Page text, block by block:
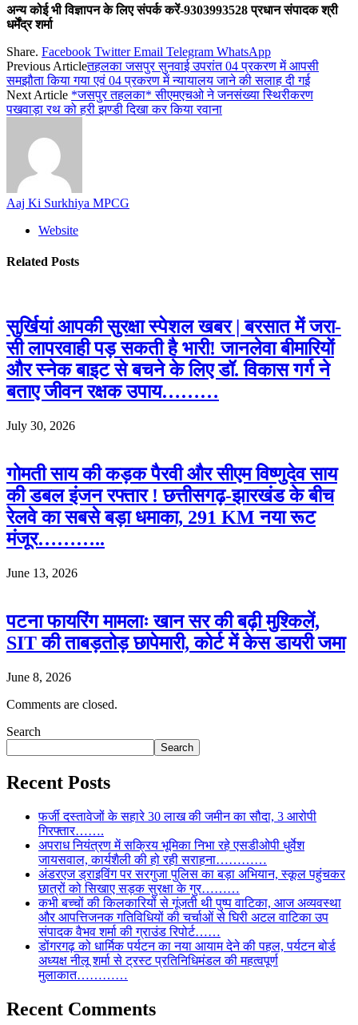
अन्य कोई भी विज्ञापन के लिए संपर्क करें-9303993528 प्रधान संपादक श्री
धर्मेंद्र शर्मा
Share. Facebook Twitter Email Telegram WhatsApp
Previous Articleतहलका जसपुर सुनवाई उपरांत 04 प्रकरण में आपसी
समझौता किया गया एवं 04 प्रकरण में न्यायालय जाने की सलाह दी गई
Next Article *जसपुर तहलका* सीएमएचओ ने जनसंख्या स्थिरीकरण
पखवाड़ा रथ को हरी झण्डी दिखा कर किया रवाना
Aaj Ki Surkhiya MPCG
Website
Related Posts
सुर्खियां आपकी सुरक्षा स्पेशल खबर | बरसात में जरा-
सी लापरवाही पड़ सकती है भारी! जानलेवा बीमारियों
और स्नेक बाइट से बचने के लिए डॉ. विकास गर्ग ने
बताए जीवन रक्षक उपाय………
July 30, 2026
गोमती साय की कड़क पैरवी और सीएम विष्णुदेव साय
की डबल इंजन रफ्तार ! छत्तीसगढ़-झारखंड के बीच
रेलवे का सबसे बड़ा धमाका, 291 KM नया रूट
मंजूर………..
June 13, 2026
पटना फायरिंग मामलाः खान सर की बढ़ी मुश्किलें,
SIT की ताबड़तोड़ छापेमारी, कोर्ट में केस डायरी जमा
June 8, 2026
Comments are closed.
Search
Search
Recent Posts
फर्जी दस्तावेजों के सहारे 30 लाख की जमीन का सौदा, 3 आरोपी
गिरफ्तार…….
अपराध नियंत्रण में सक्रिय भूमिका निभा रहे एसडीओपी धुर्वेश
जायसवाल, कार्यशैली की हो रही सराहना…………
अंडरएज ड्राइविंग पर सरगुजा पुलिस का बड़ा अभियान, स्कूल पहुंचकर
छात्रों को सिखाए सड़क सुरक्षा के गुर………
कभी बच्चों की किलकारियों से गूंजती थी पुष्प वाटिका, आज अव्यवस्था
और आपत्तिजनक गतिविधियों की चर्चाओं से घिरी अटल वाटिका उप
संपादक वैभव शर्मा की ग्राउंड रिपोर्ट……
डोंगरगढ़ को धार्मिक पर्यटन का नया आयाम देने की पहल, पर्यटन बोर्ड
अध्यक्ष नीलू शर्मा से ट्रस्ट प्रतिनिधिमंडल की महत्वपूर्ण
मुलाकात…………
Recent Comments